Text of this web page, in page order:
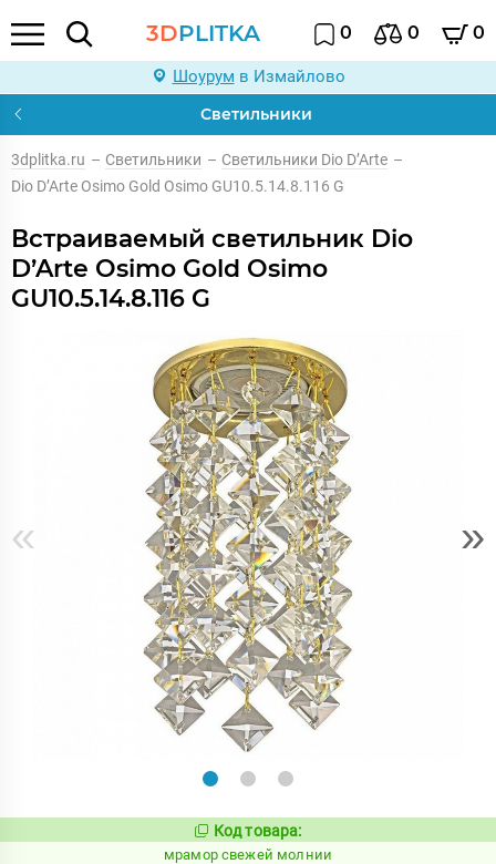
3DPLITKA 0 0 0
Шоурум в Измайлово
Светильники
3dplitka.ru – Светильники – Светильники Dio D’Arte –
Dio D’Arte Osimo Gold Osimo GU10.5.14.8.116 G
Встраиваемый светильник Dio
D’Arte Osimo Gold Osimo
GU10.5.14.8.116 G
« »
Код:
1072803
Код товара:
мрамор свежей молнии